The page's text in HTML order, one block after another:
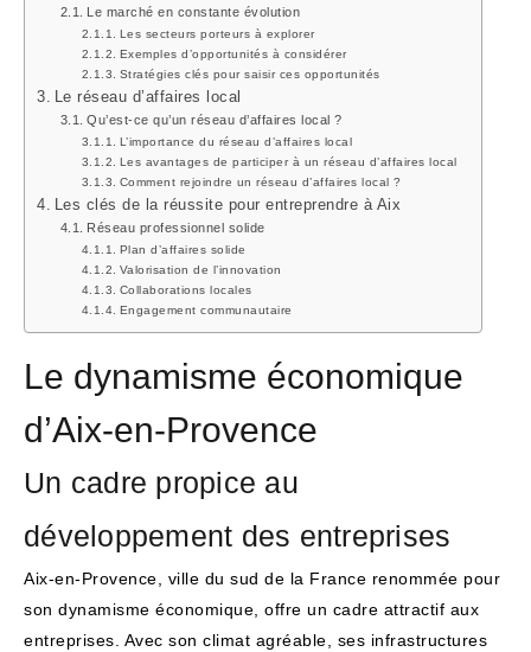
Le marché en constante évolution
Les secteurs porteurs à explorer
Exemples d’opportunités à considérer
Stratégies clés pour saisir ces opportunités
Le réseau d’affaires local
Qu’est-ce qu’un réseau d’affaires local ?
L’importance du réseau d’affaires local
Les avantages de participer à un réseau d’affaires local
Comment rejoindre un réseau d’affaires local ?
Les clés de la réussite pour entreprendre à Aix
Réseau professionnel solide
Plan d’affaires solide
Valorisation de l’innovation
Collaborations locales
Engagement communautaire
Le dynamisme économique
d’Aix-en-Provence
Un cadre propice au
développement des entreprises
Aix-en-Provence, ville du sud de la France renommée pour
son dynamisme économique, offre un cadre attractif aux
entreprises. Avec son climat agréable, ses infrastructures